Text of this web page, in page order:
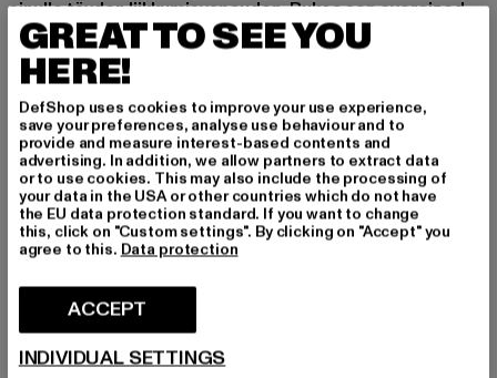
sinulle täyden liikkumisvapauden. Pukea sen oversized
hupparin alle tai käyttää yksinään statementtina – tämä
T-paita on tuore pohja lukemattomiin
asukokonaisuuksiin. Perustasi jokaiseen sessioon,
studiosta lavalle.
Tilaisuus: Arkivaatteet, Mukava, Rentoudu, Vapaa-aika
Yksityiskohdat: painatus
Leikkaa: Regular
Tuotemerkki: Cloud5ive
Kategoria: T-paidat
Color: weiß
Valmistaja väri: white/yellow
Materiaalin koostumus: 95% Viskoosi, 5% Spandex
Art.Nr: CL2945-02694
GREAT TO SEE YOU
HERE!
DefShop uses cookies to improve your use experience,
save your preferences, analyse use behaviour and to
provide and measure interest-based contents and
advertising. In addition, we allow partners to extract data
or to use cookies. This may also include the processing of
your data in the USA or other countries which do not have
the EU data protection standard. If you want to change
this, click on "Custom settings". By clicking on "Accept" you
agree to this. Data protection
ACCEPT
INDIVIDUAL SETTINGS